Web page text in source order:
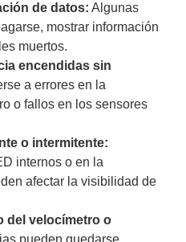
de datos: Algunas
mostrar información
muertos.
encendidas sin
a errores en la
o fallos en los sensores
o intermitente:
internos o en la
afectar la visibilidad de
del velocímetro o
pueden quedarse